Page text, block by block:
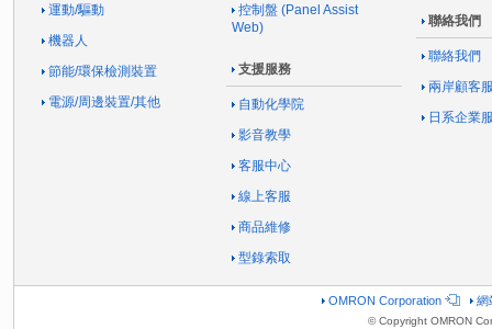
運動/驅動
機器人
節能/環保檢測裝置
電源/周邊裝置/其他
控制盤 (Panel Assist
Web)
支援服務
自動化學院
影音教學
客服中心
線上客服
商品維修
型錄索取
聯絡我們
聯絡我們
兩岸顧客
日系企業
OMRON Corporation 網
© Copyright OMRON